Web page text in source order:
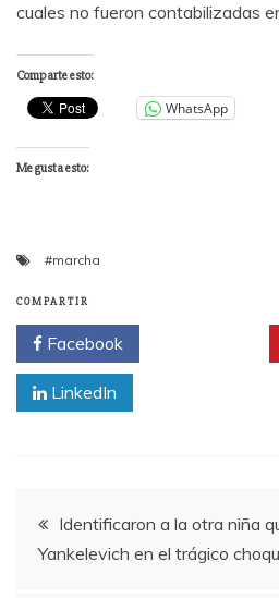
cuales no fueron contabilizadas
Comparte esto:
WhatsApp
Me gusta esto:
#marcha
COMPARTIR
Facebook
LinkedIn
Navegación
de
Identificaron a la otra niña
Yankelevich en el trágico